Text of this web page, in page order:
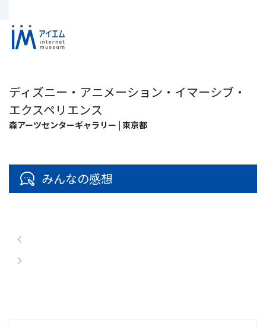
ディズニー・アニメーション・イマーシブ・
エクスペリエンス
森アーツセンターギャラリー | 東京都
みんなの感想